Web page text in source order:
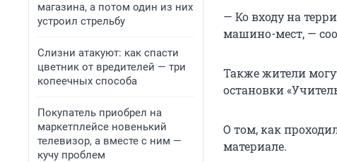
магазина, а потом один из них
устроил стрельбу
Слизни атакуют: как спасти
цветник от вредителей — три
копеечных способа
Покупатель приобрел на
маркетплейсе новенький
телевизор, а вместе с ним —
кучу проблем
— Ко входу на
машино-мест, —
Также жители
остановки
О том, как
материале.